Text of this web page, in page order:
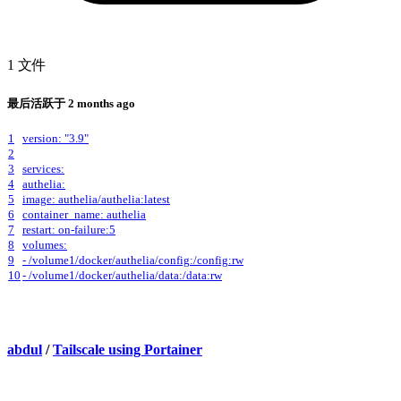
1 文件
最后活跃于 2 months ago
1
version: "3.9"
2
3
services:
4
authelia:
5
image: authelia/authelia:latest
6
container_name: authelia
7
restart: on-failure:5
8
volumes:
9
- /volume1/docker/authelia/config:/config:rw
10 - /volume1/docker/authelia/data:/data:rw
abdul / Tailscale using Portainer